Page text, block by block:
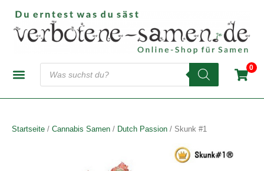
Inhalt
springen
Products
search
0
Startseite / Cannabis Samen / Dutch Passion / Skunk #1